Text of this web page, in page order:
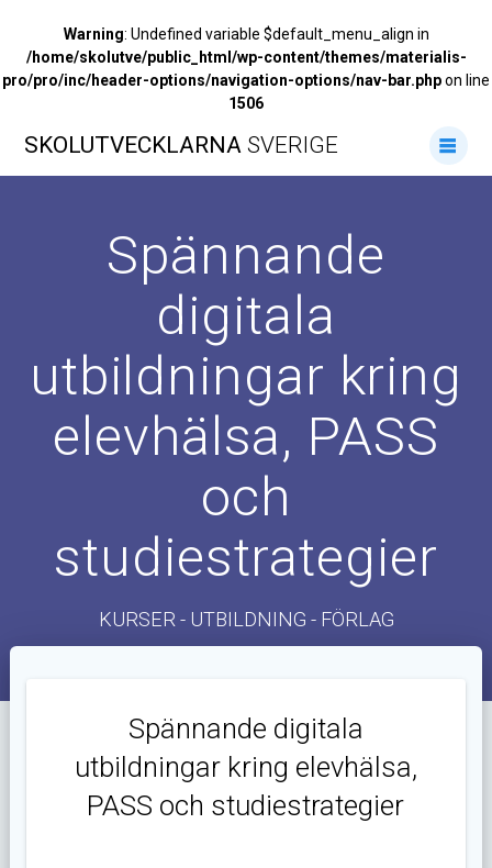
Warning: Undefined variable $default_menu_align in
/home/skolutve/public_html/wp-content/themes/materialis-
pro/pro/inc/header-options/navigation-options/nav-bar.phpon line
1506
till
SKOLUTVECKLARNA SVERIGE
Spännande
digitala
utbildningar kring
elevhälsa, PASS
och
studiestrategier
KURSER - UTBILDNING - FÖRLAG
Spännande digitala
utbildningar kring elevhälsa,
PASS och studiestrategier